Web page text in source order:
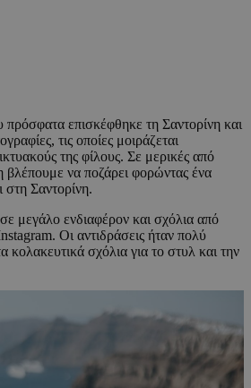
επισκέφθηκε τη Σαντορίνη και
τις οποίες μοιράζεται
της φίλους. Σε μερικές από
βλέπουμε να ποζάρει φορώντας ένα
στη Σαντορίνη.
μεγάλο ενδιαφέρον και σχόλια από
Οι αντιδράσεις ήταν πολύ
κολακευτικά σχόλια για το στυλ και την